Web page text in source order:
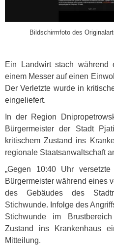
Bildschirmfoto des
Ein Landwirt stach während
einem Messer auf einen
Der Verletzte wurde in
eingeliefert.
In der Region
Bürgermeister der Stadt
kritischem Zustand ins
regionale Staatsanwaltschaft
„Gegen 10:40 Uhr
Bürgermeister während eines
des Gebäudes des
Stichwunde. Infolge des
Stichwunde im
Zustand ins Krankenhaus
Mitteilung.